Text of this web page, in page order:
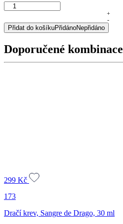
Čistá
originální
bylinné
50
+
-
Přidat do košíkuPřidánoNepřidáno
Doporučené kombinace
299 Kč
173
Dračí krev, Sangre de Drago, 30 ml